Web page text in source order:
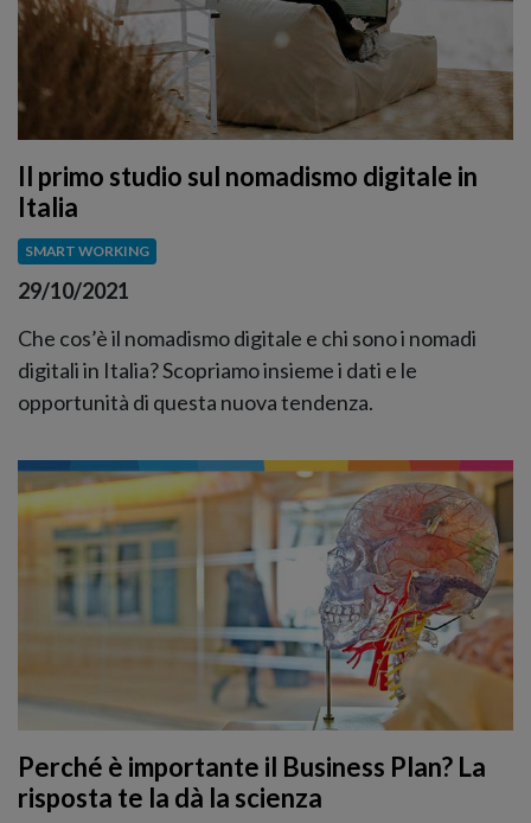
Il primo studio sul nomadismo digitale in
Italia
SMART WORKING
29/10/2021
Che cos’è il nomadismo digitale e chi sono i nomadi
digitali in Italia? Scopriamo insieme i dati e le
opportunità di questa nuova tendenza.
Perché è importante il Business Plan? La
risposta te la dà la scienza